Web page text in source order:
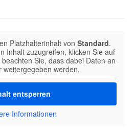
Platzhalterinhalt von Standard.
Inhalt zuzugreifen, klicken Sie auf
Sie, dass dabei Daten an
weitergegeben werden.
entsperren
Informationen